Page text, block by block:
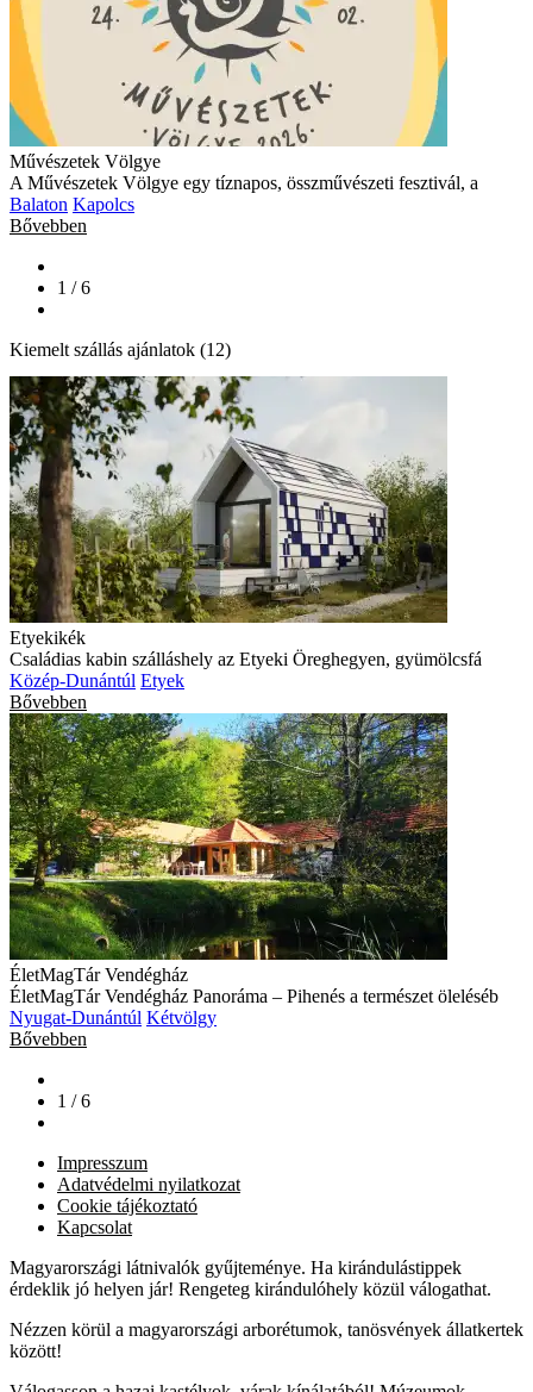
Művészetek Völgye
A Művészetek Völgye egy tíznapos, összművészeti fesztivál, a
Balaton Kapolcs
Bővebben
1 / 6
Kiemelt szállás ajánlatok (12)
Etyekikék
Családias kabin szálláshely az Etyeki Öreghegyen, gyümölcsfá
Közép-Dunántúl Etyek
Bővebben
ÉletMagTár Vendégház
ÉletMagTár Vendégház Panoráma – Pihenés a természet öleléséb
Nyugat-Dunántúl Kétvölgy
Bővebben
1 / 6
Impresszum
Adatvédelmi nyilatkozat
Cookie tájékoztató
Kapcsolat
Magyarországi látnivalók gyűjteménye. Ha kirándulástippek
érdeklik jó helyen jár! Rengeteg kirándulóhely közül válogathat.
Nézzen körül a magyarországi arborétumok, tanösvények állatkertek
között!